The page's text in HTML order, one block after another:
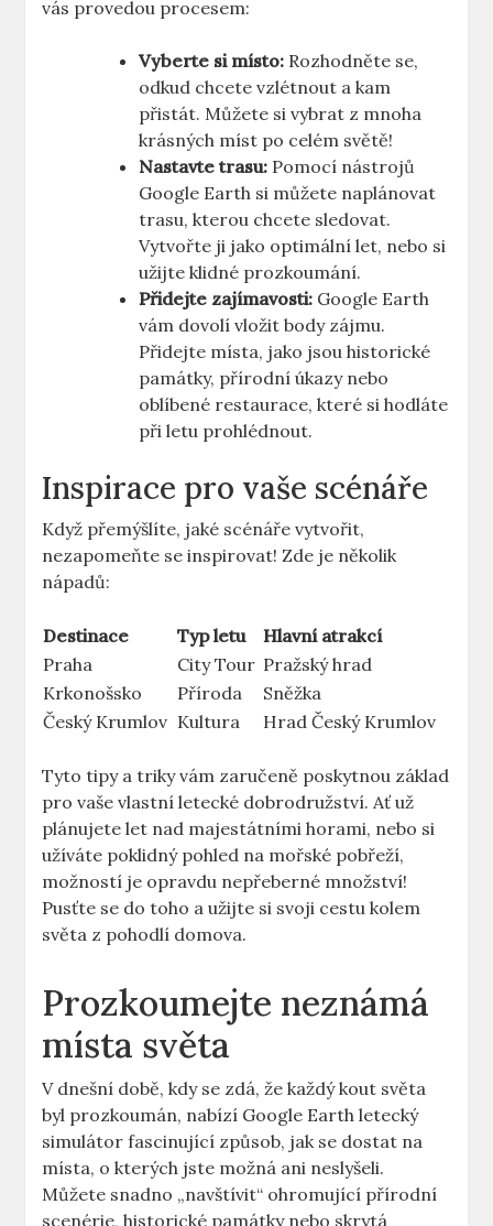
vás provedou ​procesem:
Vyberte⁤ si místo: Rozhodněte se,
odkud chcete vzlétnout a kam
přistát. Můžete si vybrat z mnoha
krásných⁤ míst po celém ​světě!
Nastavte trasu: ‍Pomocí nástrojů
‍Google Earth si můžete naplánovat
trasu, kterou chcete sledovat.‍
Vytvořte ji jako optimální let, ‌nebo si
užijte klidné prozkoumání.
Přidejte zajímavosti: Google‌ Earth
vám‌ dovolí vložit body zájmu.
Přidejte místa, ‍jako jsou historické
památky, přírodní úkazy nebo
oblíbené restaurace, ‍které si hodláte
při ‌letu prohlédnout.
Inspirace pro ⁢vaše scénáře
Když​ přemýšlíte, jaké ⁤scénáře vytvořit,
nezapomeňte‌ se inspirovat! Zde je několik
nápadů:
Destinace Typ‍ letu
Hlavní atrakcí
Praha
City Tour Pražský hrad
Krkonošsko
Příroda
Sněžka
Český⁤ Krumlov Kultura Hrad ⁣Český Krumlov
Tyto tipy a⁤ triky vám zaručeně ​poskytnou základ
pro⁤ vaše vlastní⁤ letecké ⁤dobrodružství. Ať ⁤už
plánujete let nad ‌majestátními⁤ horami, nebo si
užíváte poklidný pohled na mořské pobřeží,
⁢možností je opravdu ⁣nepřeberné množství!
‍Pusťte se do‍ toho a užijte si ‍svoji cestu kolem​
světa z pohodlí⁣ domova.
Prozkoumejte ​neznámá
místa světa
V dnešní ⁤době,⁢ kdy⁤ se ⁢zdá, že‍ každý kout světa
‍byl⁣ prozkoumán, nabízí ⁣Google‍ Earth letecký​
simulátor⁤ fascinující‌ způsob, jak se dostat na⁣
místa, o ⁢kterých jste možná ani neslyšeli.
Můžete snadno „navštívit“⁣ ohromující ‌přírodní
‍scenérie, historické památky nebo skrytá